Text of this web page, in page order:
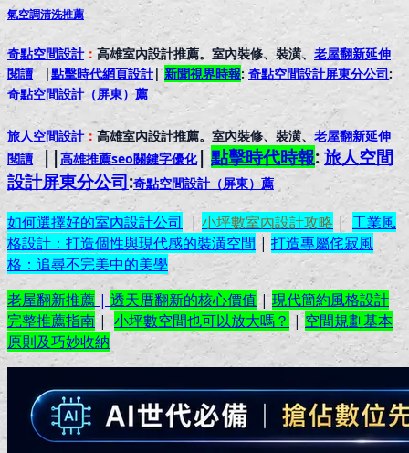
氣空調清洗推薦
奇點空間設計：高雄室內設計推薦。室內裝修、裝潢、 老屋翻新延伸
閱讀|點擊時代網頁設計|新聞視界時報:奇點空間設計屏東分公司:
奇點空間設計（屏東）薦
旅人空間設計：高雄室內設計推薦。室內裝修、裝潢、 老屋翻新延伸
閱讀||高雄推薦seo關鍵字優化|點擊時代時報: 旅人空間
設計屏東分公司:奇點空間設計（屏東）薦
如何選擇好的室內設計公司 | 小坪數室內設計攻略 | 工業風
格設計：打造個性與現代感的裝潢空間 | 打造專屬侘寂風
格：追尋不完美中的美學
老屋翻新推薦 | 透天厝翻新的核心價值|現代簡約風格設計
完整推薦指南|小坪數空間也可以放大嗎？ |空間規劃基本
原則及巧妙收納